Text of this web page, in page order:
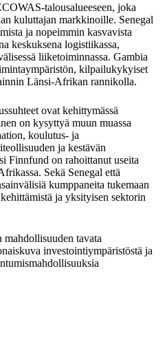
talousalueeseen, joka
kuluttajan markkinoille. Senegal
ja nopeimmin kasvavista
keskuksena logistiikassa,
liiketoiminnassa. Gambia
kilpailukykyiset
Länsi-Afrikan rannikolla.
ovat kehittymässä
on kysyttyä muun muassa
koulutus- ja
ja kestävän
Finnfund on rahoittanut useita
Sekä Senegal että
kumppaneita tukemaan
ja yksityisen sektorin
mahdollisuuden tavata
investointiympäristöstä ja